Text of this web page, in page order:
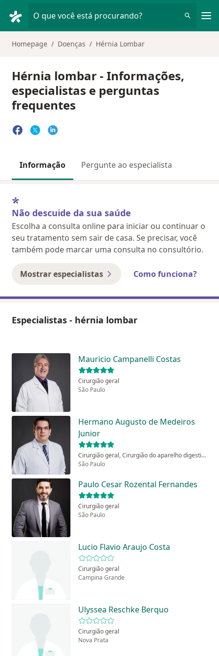
O que você está procurando?
Homepage Doenças Hérnia Lombar
Hérnia lombar - Informações,
especialistas e perguntas
frequentes
Informação Pergunte ao especialista
Não descuide da sua saúde
Escolha a consulta online para iniciar ou continuar o
seu tratamento sem sair de casa. Se precisar, você
também pode marcar uma consulta no consultório.
Mostrar especialistas Como funciona?
Especialistas - hérnia lombar
Mauricio Campanelli Costas
Cirurgião geral
São Paulo
Hermano Augusto de Medeiros
Junior
Cirurgião geral, Cirurgião do aparelho digestivo
São Paulo
Paulo Cesar Rozental Fernandes
Cirurgião geral
São Paulo
Lucio Flavio Araujo Costa
Cirurgião geral
Campina Grande
Ulyssea Reschke Berquo
Cirurgião geral
Nova Prata